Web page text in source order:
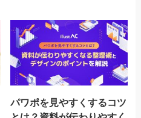
パワポを見やすくするコツ